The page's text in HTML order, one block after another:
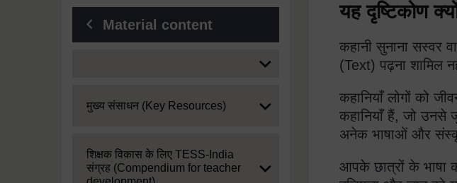
Material content
Expand
मुख्य संसाधन (Key Resources)
Expand
शिक्षक विकास के लिए TESS-India
संग्रह (Compendium for teacher
यह दृष्टिकोण
कहानी सुनाना सस्वर
(Text) पढ़ना शामिल
कहानियाँ लोगों को
कहानियाँ हैं, जो उनसे
अनेक भाषाओं और
आपके छात्रों के भाषा